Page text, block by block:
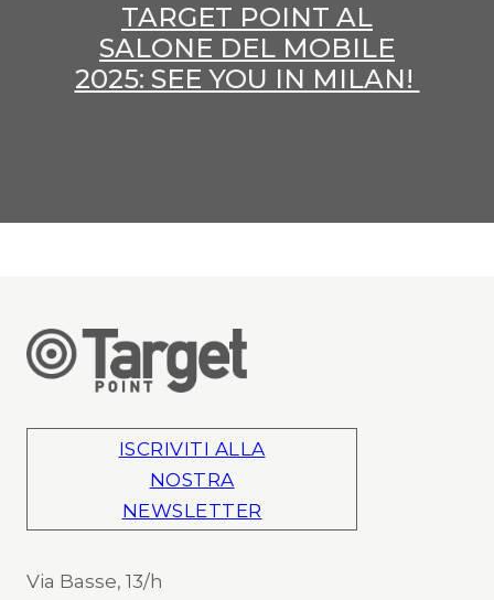
TARGET POINT AL
SALONE DEL MOBILE
2025: SEE YOU IN MILAN!
ISCRIVITI ALLA
NOSTRA
NEWSLETTER
Via Basse, 13/h